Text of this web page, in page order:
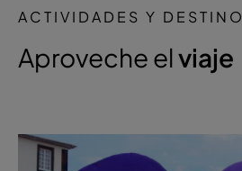
ACTIVIDADES Y DESTINO
Aproveche elviaje